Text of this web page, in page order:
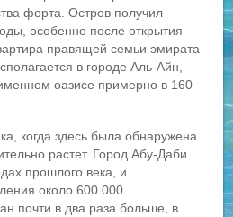
форта. Остров получил
особенно после открытия
правящей семьи эмирата
в городе Аль-Айн,
оазисе примерно в 160
когда здесь была обнаружена
растет. Город Абу-Даби
прошлого века, и
около 600 000
почти в два раза больше, в